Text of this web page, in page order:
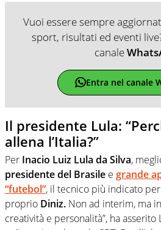
Vuoi essere sempre
sport, risultati ed eventi
canale
Entra nel canale
Il presidente Lula:
allena l’Italia?”
Per Inacio Luiz Lula da Silva,
presidente del Brasile e grande
“futebol”, il tecnico più indicato
proprio Diniz. Non ad interim, ma
creatività e personalità”, ha asserito